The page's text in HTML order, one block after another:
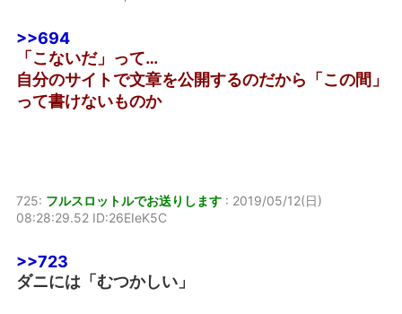
>>694
「こないだ」って…
自分のサイトで文章を公開するのだから「この間」
って書けないものか
725: フルスロットルでお送りします : 2019/05/12(日)
08:28:29.52 ID:26EIeK5C
>>723
ダニには「むつかしい」